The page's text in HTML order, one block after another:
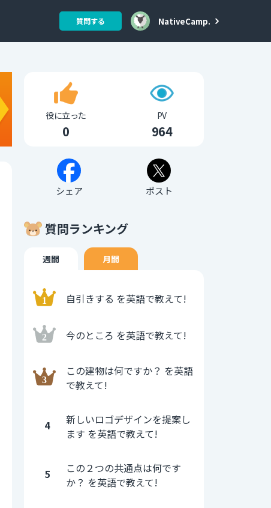
質問する NativeCamp.
役に立った
0
PV
964
シェア ポスト
質問ランキング
週間 月間
自引きする を英語で教えて!
今のところ を英語で教えて!
この建物は何ですか？ を英語
で教えて!
4
新しいロゴデザインを提案し
ます を英語で教えて!
5
この２つの共通点は何です
か？ を英語で教えて!